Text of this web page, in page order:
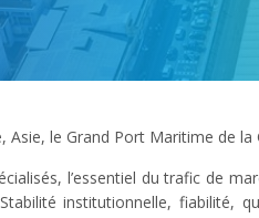
le Grand Port Maritime de
l’essentiel du trafic de
institutionnelle,